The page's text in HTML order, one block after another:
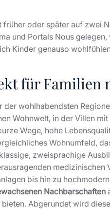
oder später auf zwei
und Portals Nous
Kinder genauso
für Familien
wohlhabendsten
Wohnwelt, in der Villen
Wege, hohe
Wohnumfeld,
zweisprachige
medizinischen
bis hin zu
Nachbarschaften
Abgerundet wird